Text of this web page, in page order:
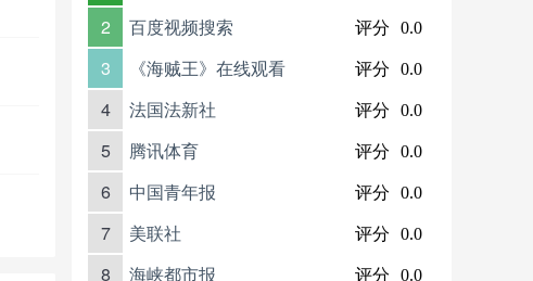
2 百度视频搜索 评分 0.0
3 《海贼王》在线观看 评分 0.0
4 法国法新社 评分 0.0
5 腾讯体育 评分 0.0
6 中国青年报 评分 0.0
7 美联社 评分 0.0
8 海峡都市报 评分 0.0